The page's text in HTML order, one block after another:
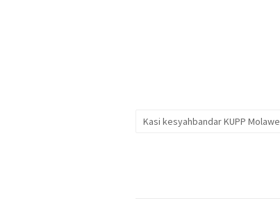
Kasi kesyahbandar KUPP Molawe